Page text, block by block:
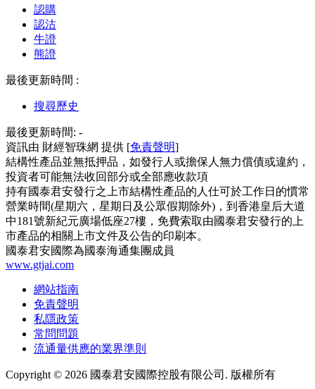
認購
認沽
牛證
熊證
最後更新時間 :
搜尋歷史
最後更新時間: -
資訊由 財經智珠網 提供 [免責聲明]
結構性產品並無抵押品，如發行人或擔保人無力償債或違約，
投資者可能無法收回部分或全部應收款項
持有國泰君安發行之上市結構性產品的人仕可於工作日的慣常
營業時間(星期六，星期日及公眾假期除外)，到香港皇后大道
中181號新紀元廣場低座27樓，免費索取由國泰君安發行的上
市產品的相關上市文件及公告的印刷本。
國泰君安國際為國泰海通集團成員
www.gtjai.com
網站指南
免責聲明
私隱政策
常問問題
流通量供應的業界準則
Copyright © 2026 國泰君安國際控股有限公司. 版權所有